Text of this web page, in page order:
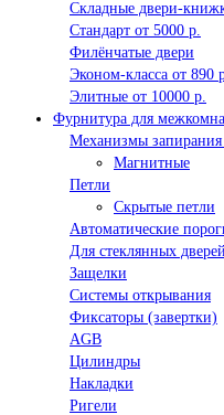
Складные двери-
Стандарт от 5000 р.
Филёнчатые двери
Эконом-класса от 890
Элитные от 10000 р.
Фурнитура для
Механизмы
Магнитные
Петли
Скрытые петли
Автоматические
Для стеклянных дверей
Защелки
Системы открывания
Фиксаторы (завертки)
AGB
Цилиндры
Накладки
Ригели